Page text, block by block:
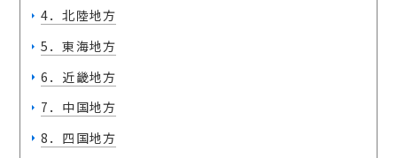
4．北陸地方
5．東海地方
6．近畿地方
7．中国地方
8．四国地方